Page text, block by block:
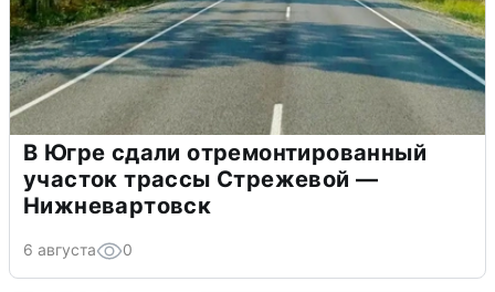
В Югре сдали отремонтированный
участок трассы Стрежевой —
Нижневартовск
6 августа 0